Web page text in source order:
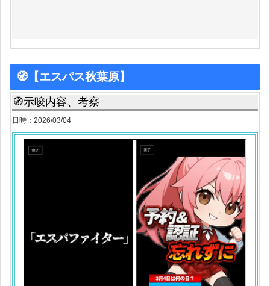
🧭【エスパス秋葉原】
🧭示唆内容、考察
日時：2026/03/04